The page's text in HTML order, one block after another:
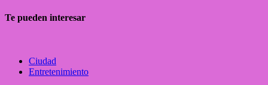
Te pueden interesar
Ciudad
Entretenimiento